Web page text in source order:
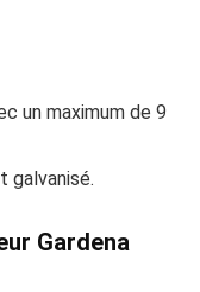
un maximum de 9
galvanisé.
Gardena